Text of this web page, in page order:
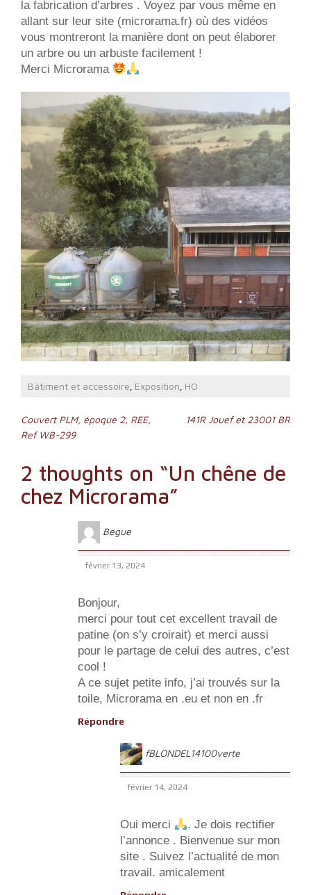
la fabrication d’arbres . Voyez par vous même en
allant sur leur site (microrama.fr) où des vidéos
vous montreront la manière dont on peut élaborer
un arbre ou un arbuste facilement !
Merci Microrama
Bâtiment et accessoire, Exposition, HO
Navigation
de
l’article
Couvert PLM, époque 2, REE,
Ref WB-299
141R Jouef et 23001 BR
2 thoughts on “Un chêne de
chez Microrama”
Begue
février 13, 2024
Bonjour,
merci pour tout cet excellent travail de
patine (on s’y croirait) et merci aussi
pour le partage de celui des autres, c’est
cool !
A ce sujet petite info, j’ai trouvés sur la
toile, Microrama en .eu et non en .fr
Répondre
fBLONDEL14100verte
février 14, 2024
Oui merci
. Je dois rectifier
l’annonce . Bienvenue sur mon
site . Suivez l’actualité de mon
travail. amicalement